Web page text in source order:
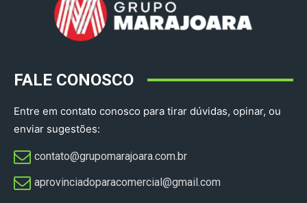
FALE CONOSCO
Entre em contato conosco para tirar dúvidas, opinar, ou
enviar sugestões:
contato@grupomarajoara.com.br
aprovinciadoparacomercial@gmail.com​